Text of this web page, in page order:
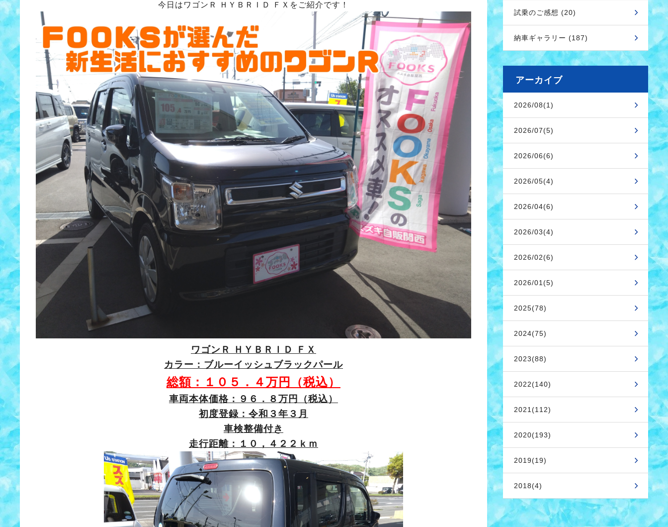
今日はワゴンＲ ＨＹＢＲＩＤ ＦＸをご紹介です！
ワゴンＲ ＨＹＢＲＩＤ ＦＸ
カラー：ブルーイッシュブラックパール
総額：１０５．４万円（税込）
車両本体価格：９６．８万円（税込）
初度登録：令和３年３月
車検整備付き
走行距離：１０，４２２ｋｍ
試乗のご感想 (20)
納車ギャラリー (187)
アーカイブ
2026/08(1)
2026/07(5)
2026/06(6)
2026/05(4)
2026/04(6)
2026/03(4)
2026/02(6)
2026/01(5)
2025(78)
2024(75)
2023(88)
2022(140)
2021(112)
2020(193)
2019(19)
2018(4)